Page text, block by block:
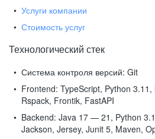
Услуги компании
Стоимость услуг
Технологический стек
Система контроля версий: Git
Frontend: TypeScript, Python
Rspack, Frontik, FastAPI
Backend: Java 17 — 21, Python
Jackson, Jersey, Junit 5, Maven,